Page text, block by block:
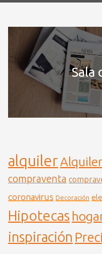
Sala
alquiler
compraventa
coronavirus Decoración
Hipotecas
inspiración